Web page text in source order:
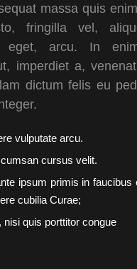
massa quis
fringilla vel,
eget, arcu. In
imperdiet a,
dictum felis eu
vulputate arcu.
cursus velit.
ipsum primis in faucibus
cubilia Curae;
nisi quis porttitor congue